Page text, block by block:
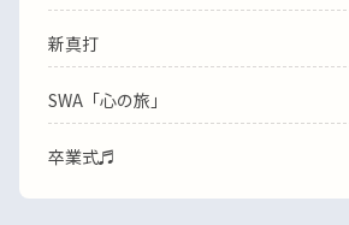
新真打
SWA「心の旅」
卒業式♬